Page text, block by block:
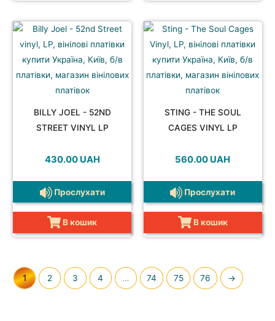
BILLY JOEL - 52ND
STREET VINYL LP
430.00 UAH
Прослухати
В кошик
STING - THE SOUL
CAGES VINYL LP
560.00 UAH
Прослухати
В кошик
1 2 3 4 … 74 75 76 →